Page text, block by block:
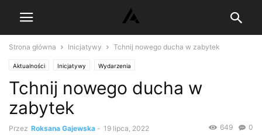
Strona główna Inicjatywy Tchnij nowego ducha w zabytek
Aktualności Inicjatywy Wydarzenia
Tchnij nowego ducha w
zabytek
Przez Roksana Gajewska - 19 lipca, 2022 0
649